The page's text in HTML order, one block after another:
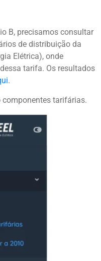
B, precisamos consultar
de distribuição da
Elétrica), onde
tarifa. Os resultados
.
componentes tarifárias.